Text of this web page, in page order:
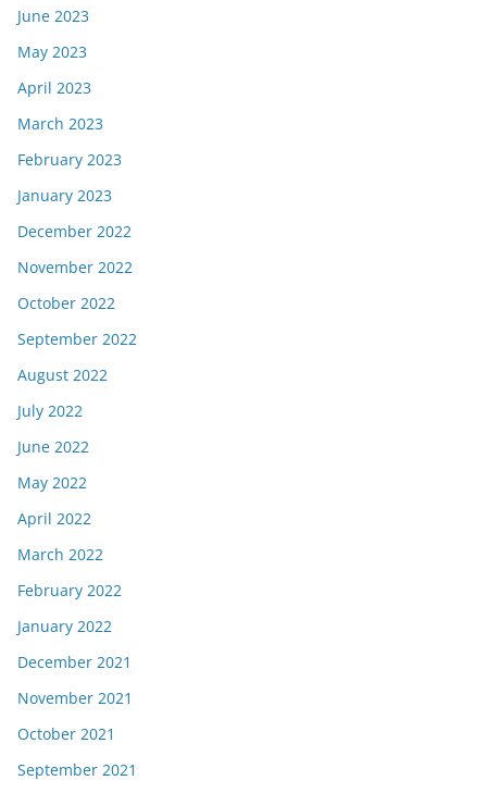
June 2023
May 2023
April 2023
March 2023
February 2023
January 2023
December 2022
November 2022
October 2022
September 2022
August 2022
July 2022
June 2022
May 2022
April 2022
March 2022
February 2022
January 2022
December 2021
November 2021
October 2021
September 2021